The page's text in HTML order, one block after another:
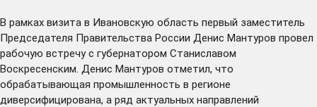
В рамках визита в Ивановскую область первый заместитель
Председателя Правительства России Денис Мантуров провел
рабочую встречу с губернатором Станиславом
Воскресенским. Денис Мантуров отметил, что
обрабатывающая промышленность в регионе
диверсифицирована, а ряд актуальных направлений